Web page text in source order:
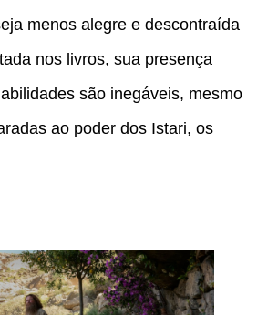
menos alegre e descontraída
nos livros, sua presença
são inegáveis, mesmo
ao poder dos Istari, os